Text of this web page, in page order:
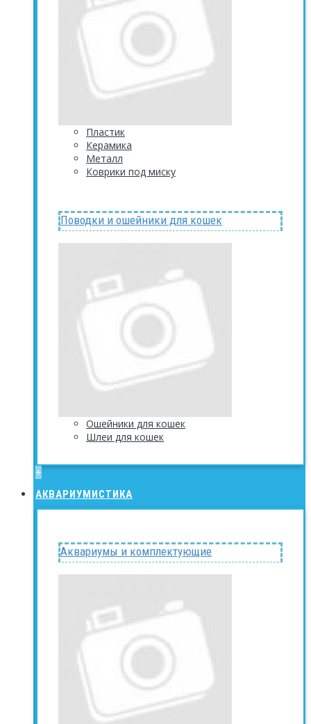
Пластик
Керамика
Металл
Коврики под миску
Поводки и ошейники для кошек
Ошейники для кошек
Шлеи для кошек
+
АКВАРИУМИСТИКА
Аквариумы и комплектующие